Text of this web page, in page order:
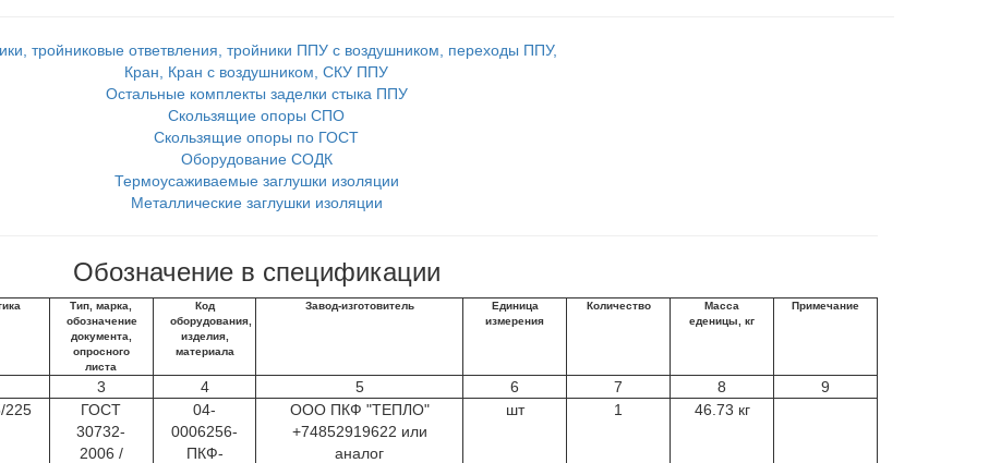
тройниковые ответвления, тройники ППУ с воздушником, переходы ППУ,
Кран, Кран с воздушником, СКУ ППУ
Остальные комплекты заделки стыка ППУ
Скользящие опоры СПО
Скользящие опоры по ГОСТ
Оборудование СОДК
Термоусаживаемые заглушки изоляции
Металлические заглушки изоляции
Обозначение в спецификации
Тип, марка,
обозначение
документа,
опросного
листа
Код
оборудования,
изделия,
материала
Завод-изготовитель
Единица
измерения
Количество
Масса
еденицы, кг
Примечание
3 4 5 6 7 8
9
225
ГОСТ
30732-
2006 /
04-
0006256-
ПКФ-
ООО ПКФ "ТЕПЛО"
+74852919622 или
аналог
шт 1 46.73 кг